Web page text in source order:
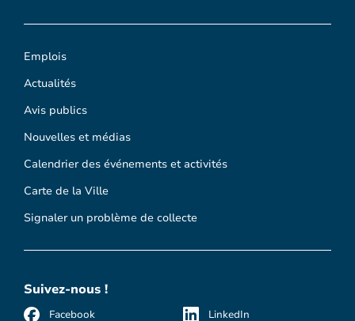
Emplois
Actualités
Avis publics
Nouvelles et médias
Calendrier des événements et activités
Carte de la Ville
Signaler un problème de collecte
Suivez-nous !
Facebook LinkedIn